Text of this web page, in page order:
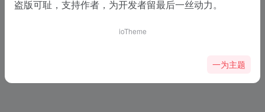
盗版可耻，支持作者，为开发者留最后一丝动力。
ioTheme
一为主题